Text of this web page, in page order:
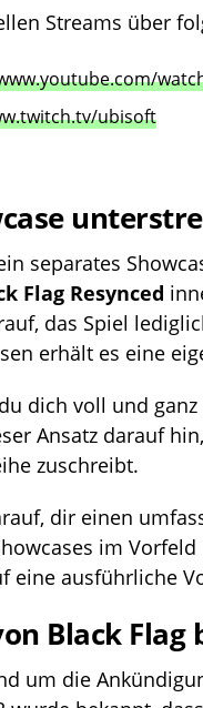
Streams über
ubisoft
separates
Flag Resynced
das Spiel
erhält es eine
dich voll und
Ansatz darauf
zuschreibt.
dir einen
im
eine ausführliche
Black
um die